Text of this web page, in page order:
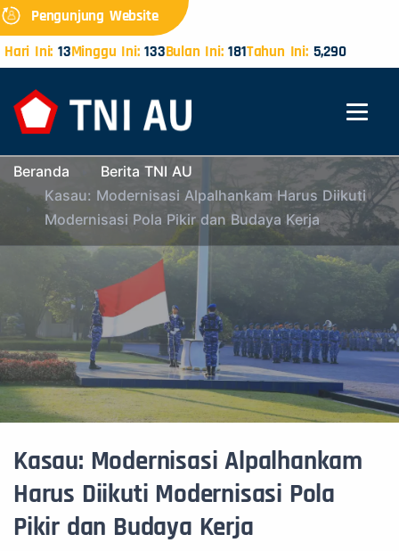
Pengunjung Website
Hari Ini: 13Minggu Ini:133Bulan Ini:181Tahun Ini:5,290
Beranda
Berita TNI AU
Kasau: Modernisasi Alpalhankam Harus Diikuti
Modernisasi Pola Pikir dan Budaya Kerja
Kasau: Modernisasi Alpalhankam
Harus Diikuti Modernisasi Pola
Pikir dan Budaya Kerja